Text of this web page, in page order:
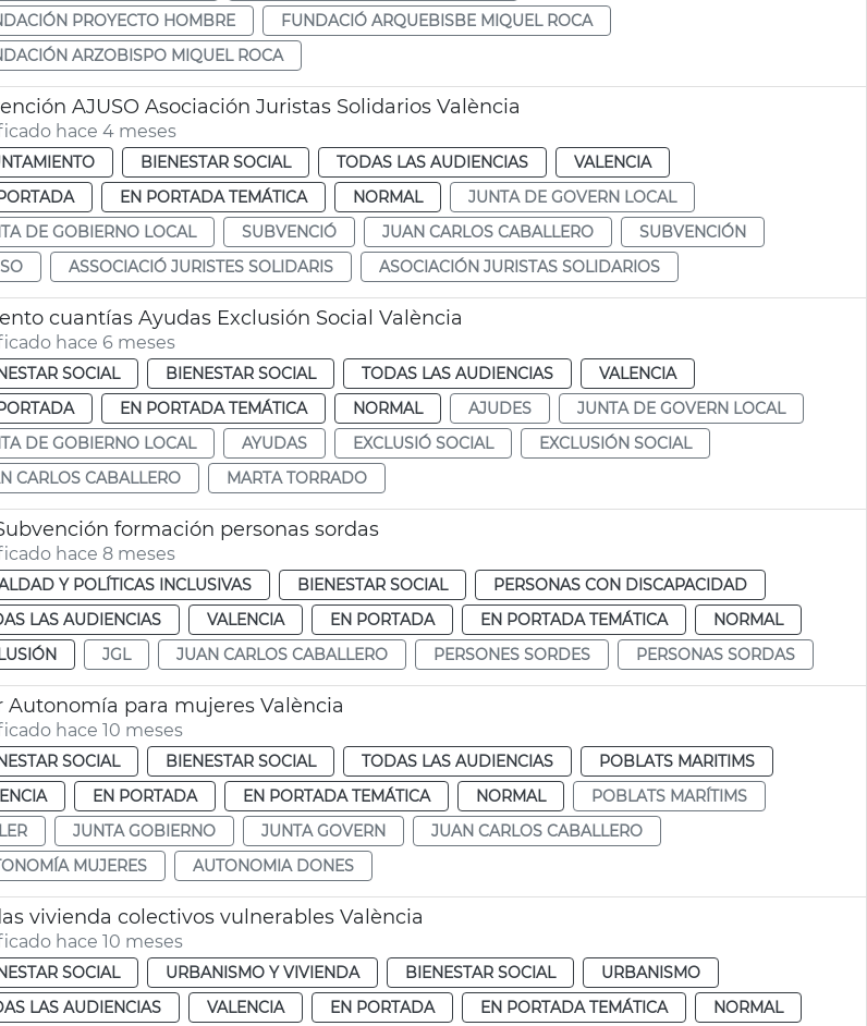
PROYECTO HOMBRE
FUNDACIÓ ARQUEBISBE MIQUEL ROCA
ARZOBISPO MIQUEL ROCA
AJUSO Asociación Juristas Solidarios València
hace 4 meses
BIENESTAR SOCIAL TODAS LAS AUDIENCIAS
VALENCIA
EN PORTADA TEMÁTICA NORMAL
JUNTA DE GOVERN LOCAL
DE GOBIERNO LOCAL
SUBVENCIÓ JUAN CARLOS CABALLERO
SUBVENCIÓN
ASSOCIACIÓ JURISTES SOLIDARIS ASOCIACIÓN JURISTAS SOLIDARIOS
cuantías Ayudas Exclusión Social València
hace 6 meses
SOCIAL BIENESTAR SOCIAL TODAS LAS AUDIENCIAS
VALENCIA
EN PORTADA TEMÁTICA NORMAL AJUDES
JUNTA DE GOVERN LOCAL
DE GOBIERNO LOCAL
AYUDAS EXCLUSIÓ SOCIAL
EXCLUSIÓN SOCIAL
CARLOS CABALLERO
MARTA TORRADO
formación personas sordas
hace 8 meses
Y POLÍTICAS INCLUSIVAS BIENESTAR SOCIAL
PERSONAS CON DISCAPACIDAD
LAS AUDIENCIAS
VALENCIA EN PORTADA EN PORTADA TEMÁTICA
NORMAL
JGL JUAN CARLOS CABALLERO PERSONES SORDES PERSONAS SORDAS
Autonomía para mujeres València
hace 10 meses
SOCIAL BIENESTAR SOCIAL TODAS LAS AUDIENCIAS
POBLATS MARITIMS
EN PORTADA EN PORTADA TEMÁTICA NORMAL
POBLATS MARÍTIMS
JUNTA GOBIERNO JUNTA GOVERN
JUAN CARLOS CABALLERO
MUJERES
AUTONOMIA DONES
vivienda colectivos vulnerables València
hace 10 meses
SOCIAL URBANISMO Y VIVIENDA BIENESTAR SOCIAL
URBANISMO
LAS AUDIENCIAS
VALENCIA EN PORTADA EN PORTADA TEMÁTICA
NORMAL